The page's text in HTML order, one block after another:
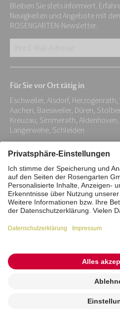
Bleiben Sie stets informiert.
Neuigkeiten und Angebote mit
ROSENGARTEN-Newsletter.
Adresse:
*
Für Sie vor Ort tätig in
Eschweiler, Alsdorf, Herzogenrath,
Aachen, Baesweiler, Düren,
Kreuzau, Simmerath, Aldenhoven,
Langerwehe, Schleiden
Impressum Datenschutz
Interne Meldestelle
Barrierefreiheitserklärung
© 2026 ROSENGARTEN-